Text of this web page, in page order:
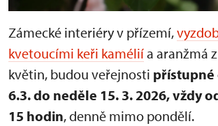
Zámecké interiéry v přízemí,
kvetoucími keři kaméliía aranžmá
květin, budou veřejnosti přístupné
6.3. do neděle 15. 3. 2026, vždy
15 hodin, denně mimo pondělí.